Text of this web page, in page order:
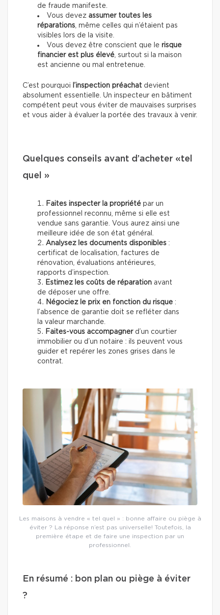
de fraude manifeste.
Vous devez assumer toutes les
réparations , même celles qui n’étaient pas
visibles lors de la visite.
Vous devez être conscient que le risque
financier est plus élevé , surtout si la maison
est ancienne ou mal entretenue.
C’est pourquoi l’inspection préachat devient
absolument essentielle. Un inspecteur en bâtiment
compétent peut vous éviter de mauvaises surprises
et vous aider à évaluer la portée des travaux à venir.
Quelques conseils avant d’acheter «tel
quel »
Faites inspecter la propriété par un
professionnel reconnu, même si elle est
vendue sans garantie. Vous aurez ainsi une
meilleure idée de son état général.
Analysez les documents disponibles :
certificat de localisation, factures de
rénovation, évaluations antérieures,
rapports d’inspection.
Estimez les coûts de réparation avant
de déposer une offre.
Négociez le prix en fonction du risque :
l’absence de garantie doit se refléter dans
la valeur marchande.
Faites-vous accompagnerd’un courtier
immobilier ou d’un notaire : ils peuvent vous
guider et repérer les zones grises dans le
contrat.
Les maisons à vendre « tel quel » : bonne affaire ou piège à
éviter ? La réponse n’est pas universelle! Toutefois, la
première étape et de faire une inspection par un
professionnel.
En résumé : bon plan ou piège à éviter
?